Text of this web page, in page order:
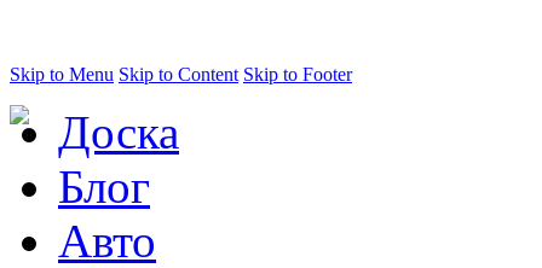
Skip to Menu Skip to Content Skip to Footer
Доска
Блог
Авто